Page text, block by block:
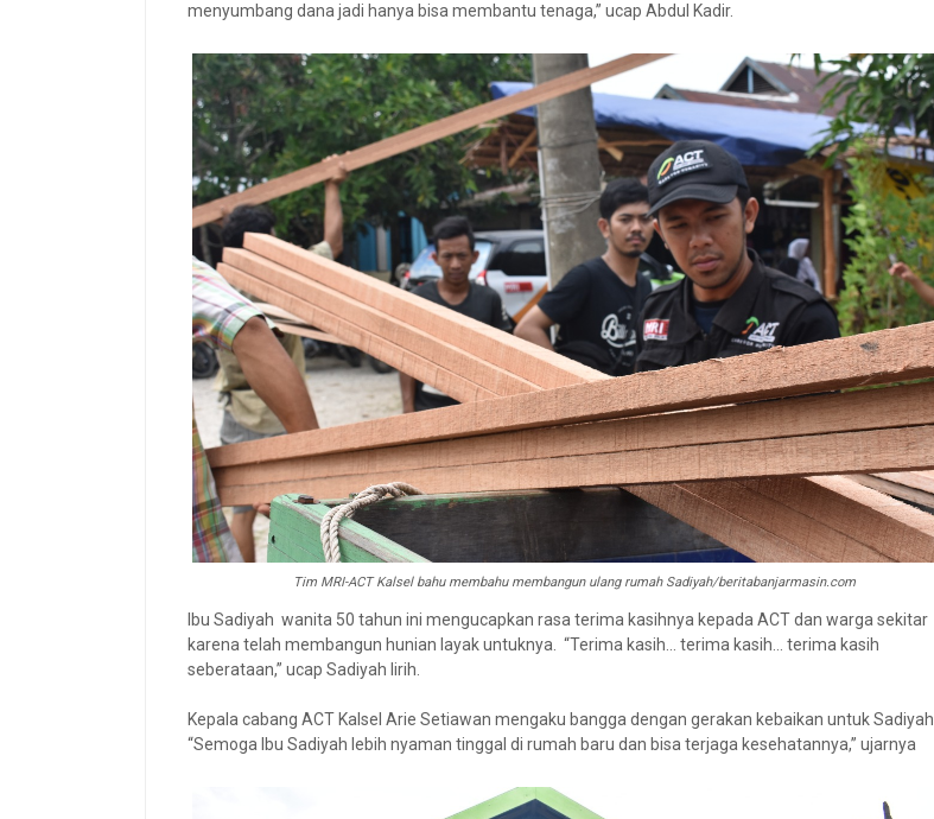
menyumbang dana jadi hanya bisa membantu tenaga,” ucap Abdul Kadir.
Tim MRI-ACT Kalsel bahu membahu membangun ulang rumah Sadiyah/beritabanjarmasin.com
Ibu Sadiyah wanita 50 tahun ini mengucapkan rasa terima kasihnya kepada ACT dan warga sekitar
karena telah membangun hunian layak untuknya. “Terima kasih… terima kasih… terima kasih
seberataan,” ucap Sadiyah lirih.
Kepala cabang ACT Kalsel Arie Setiawan mengaku bangga dengan gerakan kebaikan untuk Sadiyah.
“Semoga Ibu Sadiyah lebih nyaman tinggal di rumah baru dan bisa terjaga kesehatannya,” ujarnya